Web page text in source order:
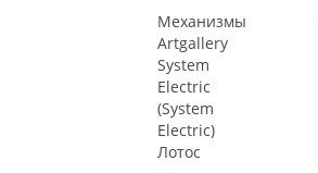
Механизмы
Artgallery
System
Electric
(System
Electric)
Лотос